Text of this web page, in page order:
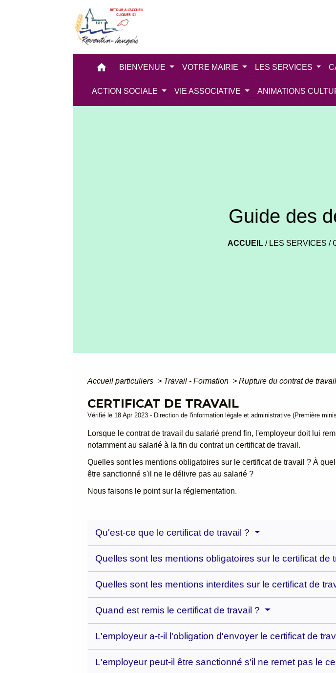
home BIENVENUE VOTRE MAIRIE LES SERVICES
ACTION SOCIALE VIE ASSOCIATIVE ANIMATIONS
Guide des
ACCUEIL/ LES SERVICES /
Accueil particuliers > Travail - Formation > Rupture du contrat de
CERTIFICAT DE TRAVAIL
Vérifié le 18 Apr 2023 - Direction de l'information légale et administrative (Première
Lorsque le contrat de travail du salarié prend fin, l'employeur doit lui
notamment au salarié à la fin du contrat un certificat de travail.
Quelles sont les mentions obligatoires sur le certificat de travail ? À
être sanctionné s'il ne le délivre pas au salarié ?
Nous faisons le point sur la réglementation.
Qu'est-ce que le certificat de travail ?
Quelles sont les mentions obligatoires sur le certificat de
Quelles sont les mentions interdites sur le certificat de
Quand est remis le certificat de travail ?
L'employeur a-t-il l'obligation d'envoyer le certificat de
L'employeur peut-il être sanctionné s'il ne remet pas le